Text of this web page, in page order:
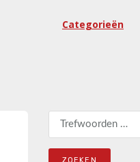
Categorieën
Zoeken naar: